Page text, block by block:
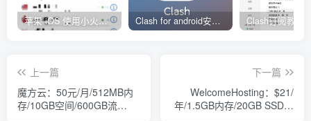
苹果 iOS 使用小火箭(shadowrocket)新手教程 Clash for android安卓客户端保姆级新手使用教程
上一篇
魔方云：50元/月/512MB内
存/10GB空间/600GB流
下一篇
WelcomeHosting：$21/
年/1.5GB内存/20GB SSD空